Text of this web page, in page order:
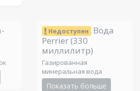
Недоступен
Вода
Perrier(330
миллилитр)
Газированная
минеральная вода
Показать больше